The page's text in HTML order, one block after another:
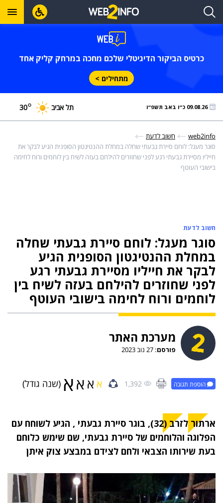
כרטיס הביקור הדיגיטלי שלכם מחכה במרחק קליק אחד
מתחילים >
09.08.26 כ״ו באב תשפ״ו תל אביב 30°
web2info
חשוב לדעת
סוגר מעגל: לוחם סיירת גבעתי שחלה במחלת ההנטיגטון הסופנית הגיע לבקר את
חייליו מסיירת גבעתי רגע לפני שחוזרים להילחם בעזה לשיח בין לוחמים ורוח לחימה
בישובי העוטף
חשוב לדעת
סוגר מעגל: לוחם סיירת גבעתי שחלה
במחלת ההנטיגטון הסופנית הגיע
לבקר את חייליו מסיירת גבעתי רגע
לפני שחוזרים להילחם בעזה לשיח בין
לוחמים ורוח לחימה בישובי העוטף
מערכת האתר
פורסם:
הוספת תגובה 1,392 א א אא (שנה גודל)
ארתור לזרב (32), בוגר סיירת גבעתי , הגיע לשוחח עם
הפלוגה והלוחמים של סיירת גבעתי, שם שימש כלוחם
בעת שירותו הצבאי ולחם לצידם במבצע צוק איתן